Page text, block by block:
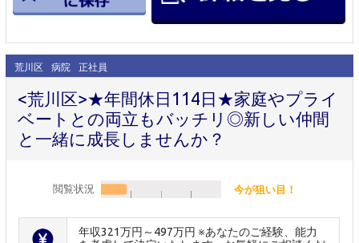
荒川区 病院 正社員
<荒川区>★年間休日114日★家庭やプライ
ベートとの両立もバッチリ◎新しい仲間
と一緒に成長しませんか？
閲覧状況 今が狙い目！
年収321万円～497万円 ※あなたのご経験、能力